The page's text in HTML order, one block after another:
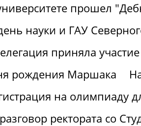
прошел
науки и ГАУ
приняла
рождения Маршака
на олимпиаду
ректората со